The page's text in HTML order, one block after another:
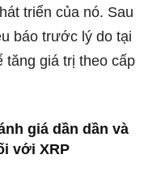
triển của nó. Sau
báo trước lý do tại
tăng giá trị theo cấp
giá dần dần và
với XRP